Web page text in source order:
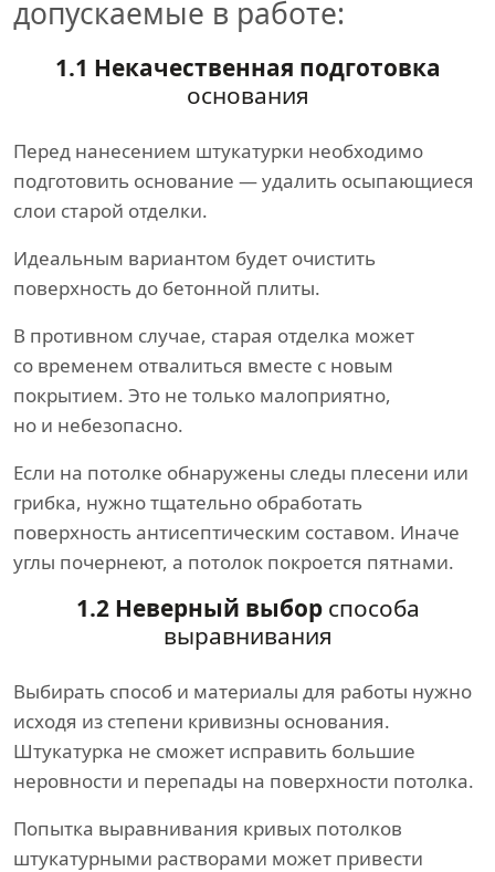
допускаемые в работе:
1.1 Некачественная подготовка
основания
Перед нанесением штукатурки необходимо
подготовить основание — удалить осыпающиеся
слои старой отделки.
Идеальным вариантом будет очистить
поверхность до бетонной плиты.
В противном случае, старая отделка может
со временем отвалиться вместе с новым
покрытием. Это не только малоприятно,
но и небезопасно.
Если на потолке обнаружены следы плесени или
грибка, нужно тщательно обработать
поверхность антисептическим составом. Иначе
углы почернеют, а потолок покроется пятнами.
1.2 Неверный выборспособа
выравнивания
Выбирать способ и материалы для работы нужно
исходя из степени кривизны основания.
Штукатурка не сможет исправить большие
неровности и перепады на поверхности потолка.
Попытка выравнивания кривых потолков
штукатурными растворами может привести